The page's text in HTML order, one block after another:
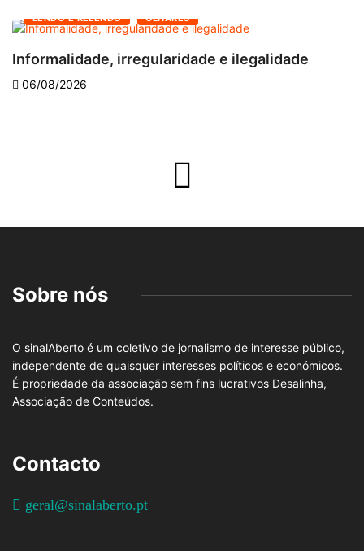
LENDO E RELENDO OLHARES
Informalidade, irregularidade e ilegalidade
06/08/2026
Sobre nós
O sinalAberto é um coletivo de jornalismo de interesse público,
independente de quaisquer interesses políticos e económicos.
É propriedade da associação sem fins lucrativos Desalinha,
Associação de Conteúdos.
Contacto
geral@sinalaberto.pt